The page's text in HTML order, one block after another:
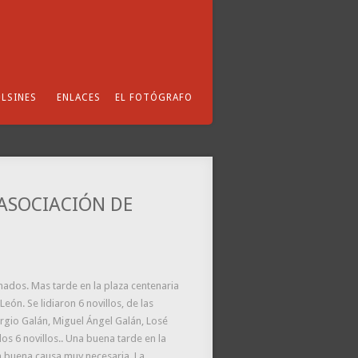
ENLACES EL FOTÓGRAFO
DE
Mas tarde en la plaza centenaria
Se lidiaron 6 novillos, de las
Galán, Miguel Ángel Galán, Losé
6 novillos.. Una buena tarde en la